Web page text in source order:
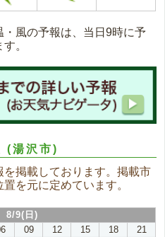
風の予報は、当日9時に予
。
(湯沢市)
掲載しております。掲載市
を元に定めています。
8/9(日)
09 12 15 18
21